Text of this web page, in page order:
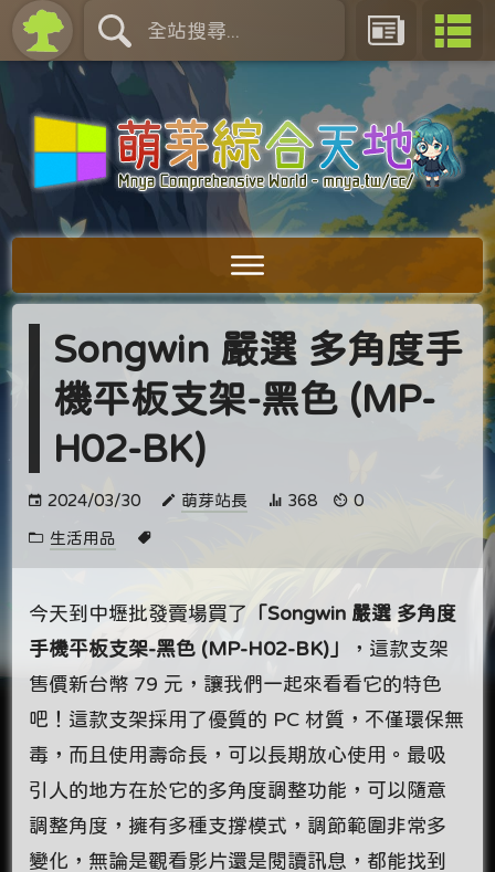
Songwin 嚴選 多角度手
機平板支架-黑色 (MP-
H02-BK)
2024/03/30 萌芽站長 368 0
生活用品
今天到中壢批發賣場買了
「Songwin 嚴選 多角度
手機平板支架-黑色 (MP-H02-BK)」
，這款支架
售價新台幣 79 元，讓我們一起來看看它的特色
吧！這款支架採用了優質的 PC 材質，不僅環保無
毒，而且使用壽命長，可以長期放心使用。最吸
引人的地方在於它的多角度調整功能，可以隨意
調整角度，擁有多種支撐模式，調節範圍非常多
變化，無論是觀看影片還是閱讀訊息，都能找到